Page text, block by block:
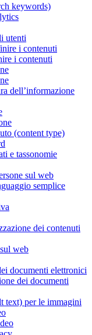
keywords)
utenti
i contenuti
i contenuti
dell’informazione
(content type)
e tassonomie
sul web
semplice
dei contenuti
web
documenti elettronici
dei documenti
text) per le immagini